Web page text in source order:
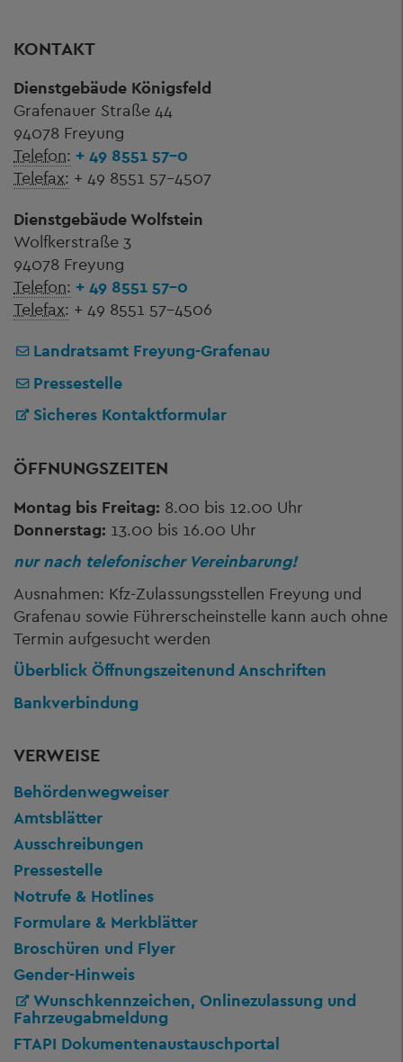
KONTAKT
Dienstgebäude Königsfeld
Grafenauer Straße 44
94078 Freyung
Telefon: + 49 8551 57-0
Telefax: + 49 8551 57-4507
Dienstgebäude Wolfstein
Wolfkerstraße 3
94078 Freyung
Telefon: + 49 8551 57-0
Telefax: + 49 8551 57-4506
Landratsamt Freyung-Grafenau
Pressestelle
Sicheres Kontaktformular
ÖFFNUNGSZEITEN
Montag bis Freitag: 8.00 bis 12.00 Uhr
Donnerstag: 13.00 bis 16.00 Uhr
nur nach telefonischer Vereinbarung!
Ausnahmen: Kfz-Zulassungsstellen Freyung und
Grafenau sowie Führerscheinstelle kann auch ohne
Termin aufgesucht werden
Überblick Öffnungszeitenund Anschriften
Bankverbindung
VERWEISE
Behördenwegweiser
Amtsblätter
Ausschreibungen
Pressestelle
Notrufe & Hotlines
Formulare & Merkblätter
Broschüren und Flyer
Gender-Hinweis
Wunschkennzeichen, Onlinezulassung und
Fahrzeugabmeldung
FTAPI Dokumentenaustauschportal